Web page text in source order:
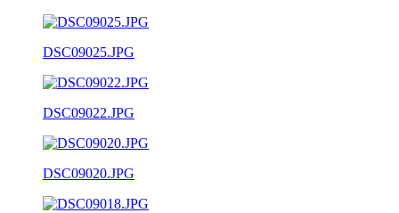
DSC09025.JPG
DSC09022.JPG
DSC09020.JPG